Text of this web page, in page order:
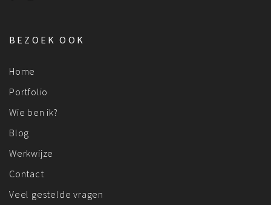
BEZOEK OOK
Home
Portfolio
Wie ben ik?
Blog
Werkwijze
Contact
Veel gestelde vragen